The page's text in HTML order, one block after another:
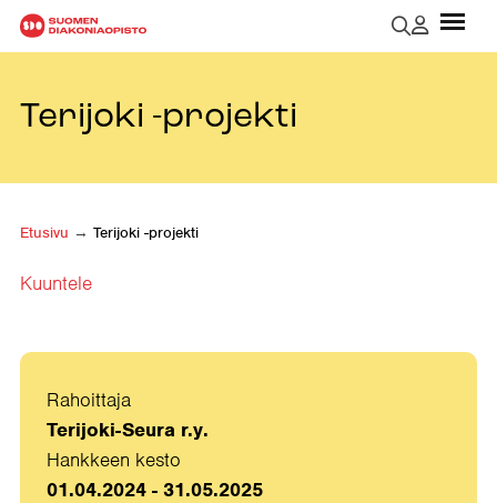
Terijoki -projekti
Etusivu → Terijoki -projekti
Kuuntele
Rahoittaja
Terijoki-Seura r.y.
Hankkeen kesto
01.04.2024 - 31.05.2025